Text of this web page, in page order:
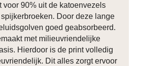
voor 90% uit de katoenvezels
Door deze lange
goed geabsorbeerd.
met milieuvriendelijke
Hierdoor is de print volledig
Dit alles zorgt ervoor